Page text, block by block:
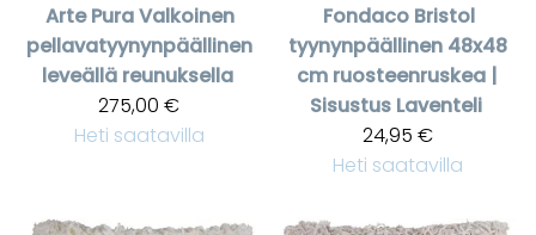
Arte PuraValkoinen
pellavatyynynpäällinen
leveällä reunuksella
275,00 €
Heti saatavilla
Fondaco Bristol
tyynynpäällinen 48x48
cm ruosteenruskea |
Sisustus Laventeli
24,95 €
Heti saatavilla